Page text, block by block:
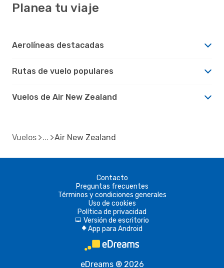
Planea tu viaje
Aerolíneas destacadas
Rutas de vuelo populares
Vuelos de Air New Zealand
Vuelos Air New Zealand
Contacto
Preguntas frecuentes
Términos y condiciones generales
Uso de cookies
Política de privacidad
d Versión de escritorio
A App para Android
eDreams ® 2026